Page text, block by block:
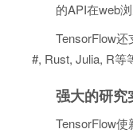
的API在web
TensorFlow
#, Rust, Julia, R等
强大的研究
TensorFlow